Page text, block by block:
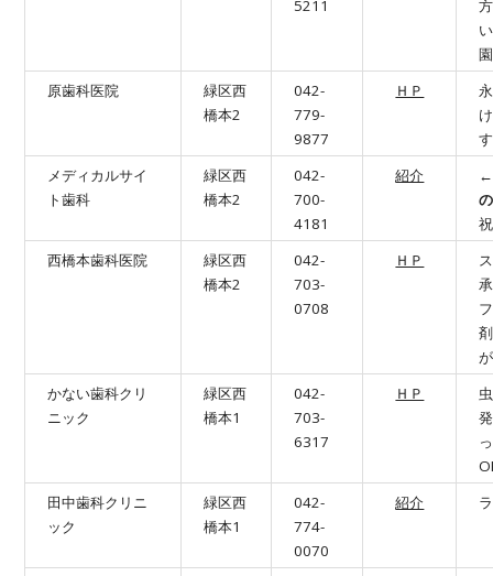
5211
原歯科医院
緑区西
橋本2
042-
779-
9877
ＨＰ
メディカルサイ
ト歯科
緑区西
橋本2
042-
700-
4181
紹介
←
西橋本歯科医院
緑区西
橋本2
042-
703-
0708
ＨＰ
かない歯科クリ
ニック
緑区西
橋本1
042-
703-
6317
ＨＰ
田中歯科クリニ
ック
緑区西
橋本1
042-
774-
0070
紹介